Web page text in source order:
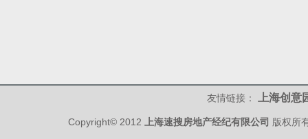
友情链接： 上海创
Copyright© 2012 上海速搜房地产经纪有限公司 版权所